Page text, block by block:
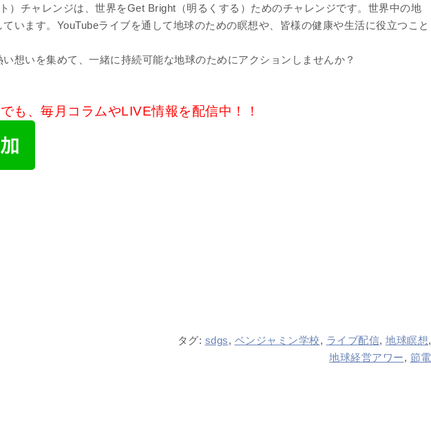
）チャレンジは、世界をGet Bright（明るくする）ためのチャレンジです。世界中の地
います。YouTubeライブを通して地球のための瞑想や、皆様の健康や生活に役立つこと
想いを集めて、一緒に持続可能な地球のためにアクションしませんか？
も、毎月コラムやLIVE情報を配信中！！
タグ: sdgs, ベンジャミン学校, ライブ配信, 地球瞑想,
地球経営アワー, 節電